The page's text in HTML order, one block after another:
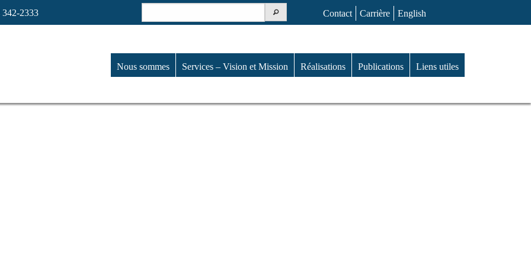
342-2333
for:
Contact Carrière
English
Nous sommes Services – Vision et Mission Réalisations Publications Liens utiles